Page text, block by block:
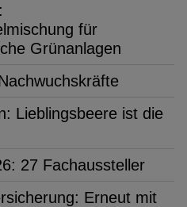
für
Grünanlagen
Lieblingsbeere ist die
27 Fachaussteller
Erneut mit